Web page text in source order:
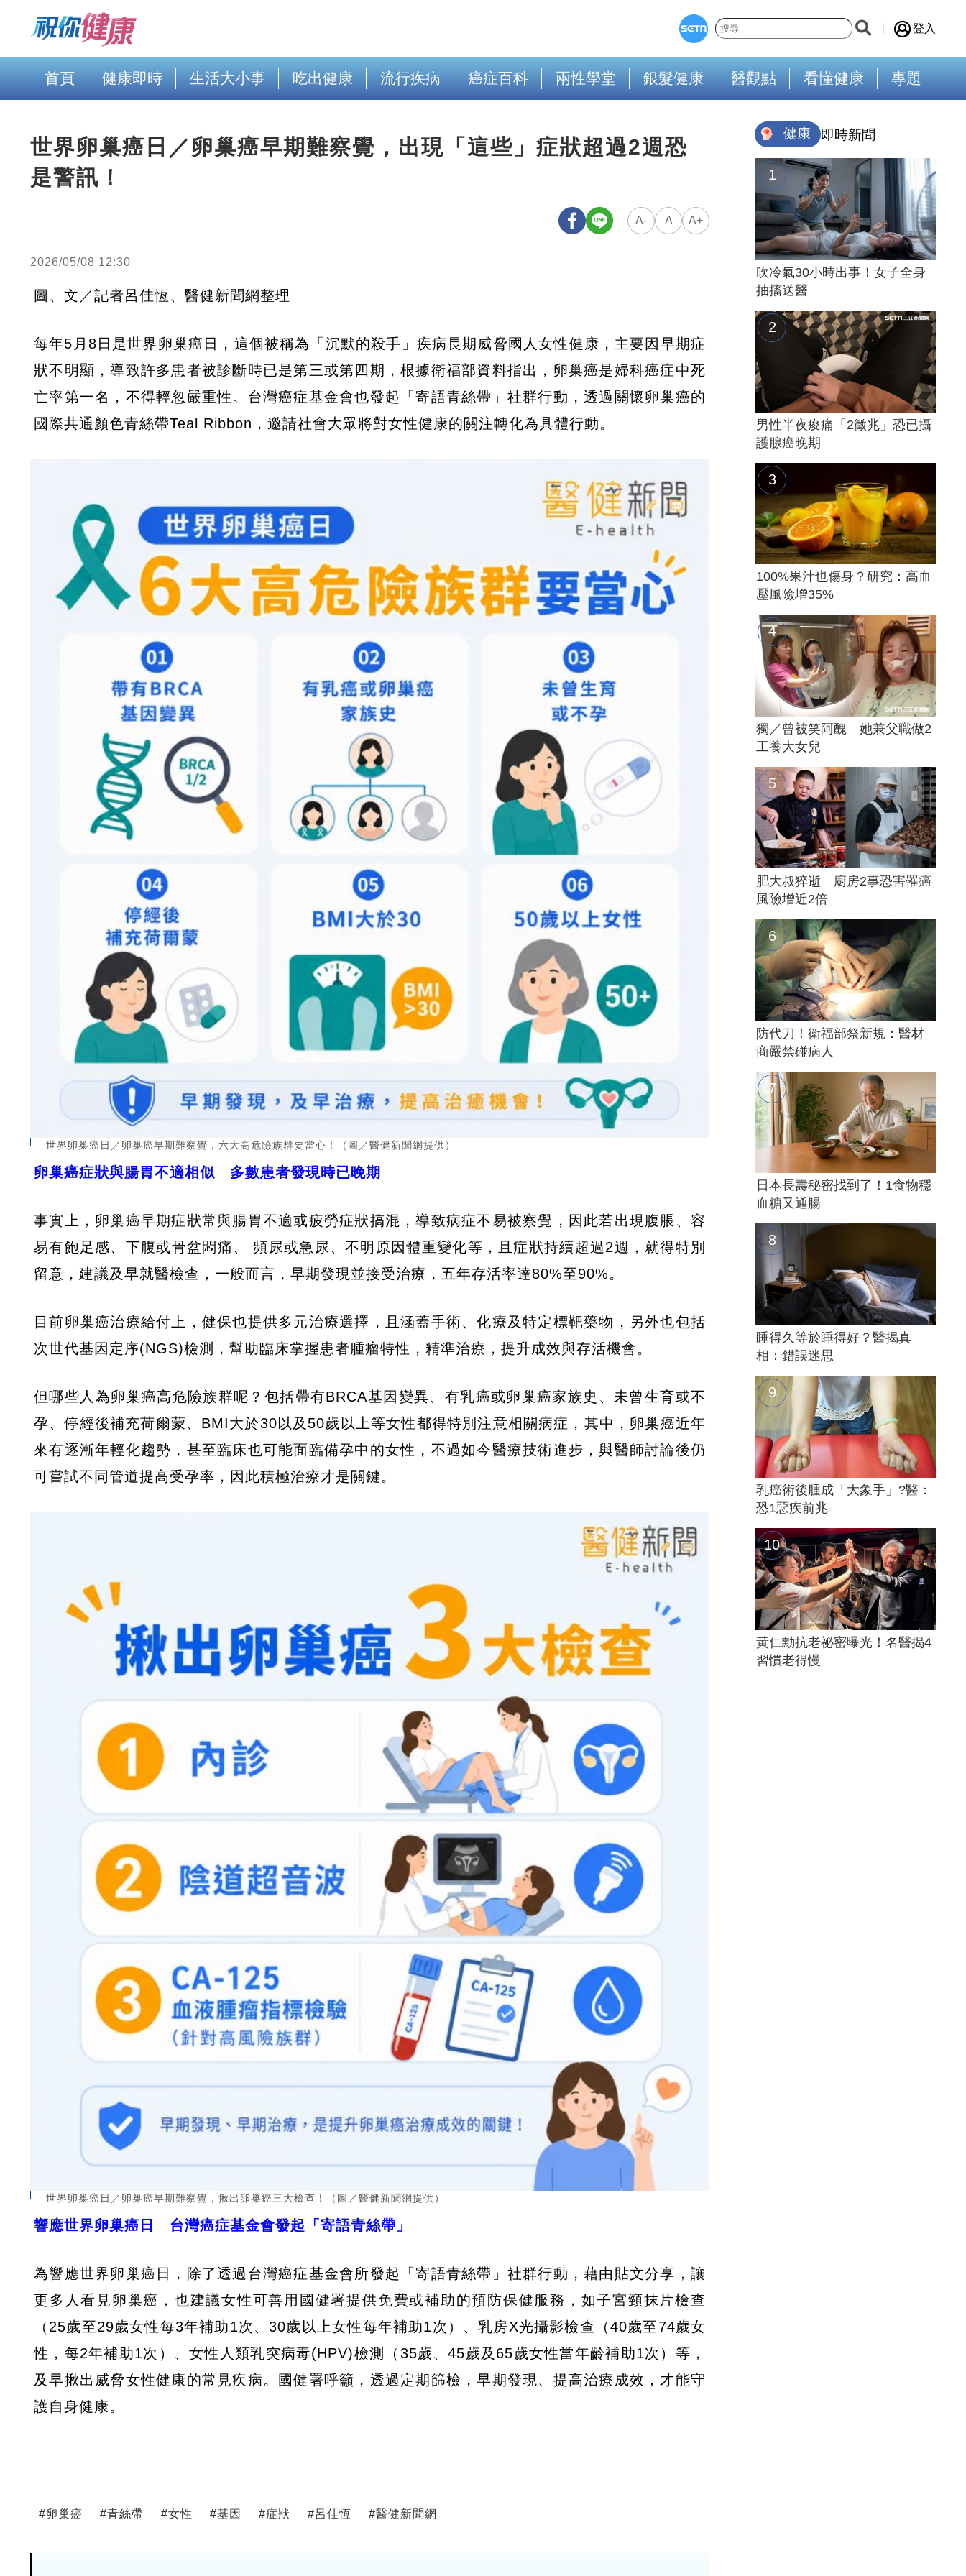
登入
首頁 健康即時 生活大小事 吃出健康 流行疾病 癌症百科 兩性學堂 銀髮健康 醫觀點 看懂健康 專題
世界卵巢癌日／卵巢癌早期難察覺，出現「這些」症狀超過2週恐
是警訊！
A- A A+
2026/05/08 12:30
圖、文／記者呂佳恆、醫健新聞網整理
每年5月8日是世界卵巢癌日，這個被稱為「沉默的殺手」疾病長期威脅國人女性健康，主要因早期症
狀不明顯，導致許多患者被診斷時已是第三或第四期，根據衛福部資料指出，卵巢癌是婦科癌症中死
亡率第一名，不得輕忽嚴重性。台灣癌症基金會也發起「寄語青絲帶」社群行動，透過關懷卵巢癌的
國際共通顏色青絲帶Teal Ribbon，邀請社會大眾將對女性健康的關注轉化為具體行動。
世界卵巢癌日／卵巢癌早期難察覺，六大高危險族群要當心！（圖／醫健新聞網提供）
卵巢癌症狀與腸胃不適相似 多數患者發現時已晚期
事實上，卵巢癌早期症狀常與腸胃不適或疲勞症狀搞混，導致病症不易被察覺，因此若出現腹脹、容
易有飽足感、下腹或骨盆悶痛、 頻尿或急尿、不明原因體重變化等，且症狀持續超過2週，就得特別
留意，建議及早就醫檢查，一般而言，早期發現並接受治療，五年存活率達80%至90%。
目前卵巢癌治療給付上，健保也提供多元治療選擇，且涵蓋手術、化療及特定標靶藥物，另外也包括
次世代基因定序(NGS)檢測，幫助臨床掌握患者腫瘤特性，精準治療，提升成效與存活機會。
但哪些人為卵巢癌高危險族群呢？包括帶有BRCA基因變異、有乳癌或卵巢癌家族史、未曾生育或不
孕、停經後補充荷爾蒙、BMI大於30以及50歲以上等女性都得特別注意相關病症，其中，卵巢癌近年
來有逐漸年輕化趨勢，甚至臨床也可能面臨備孕中的女性，不過如今醫療技術進步，與醫師討論後仍
可嘗試不同管道提高受孕率，因此積極治療才是關鍵。
世界卵巢癌日／卵巢癌早期難察覺，揪出卵巢癌三大檢查！（圖／醫健新聞網提供）
響應世界卵巢癌日 台灣癌症基金會發起「寄語青絲帶」
為響應世界卵巢癌日，除了透過台灣癌症基金會所發起「寄語青絲帶」社群行動，藉由貼文分享，讓
更多人看見卵巢癌，也建議女性可善用國健署提供免費或補助的預防保健服務，如子宮頸抹片檢查
（25歲至29歲女性每3年補助1次、30歲以上女性每年補助1次）、乳房X光攝影檢查（40歲至74歲女
性，每2年補助1次）、女性人類乳突病毒(HPV)檢測（35歲、45歲及65歲女性當年齡補助1次）等，
及早揪出威脅女性健康的常見疾病。國健署呼籲，透過定期篩檢，早期發現、提高治療成效，才能守
護自身健康。
#卵巢癌 #青絲帶 #女性 #基因 #症狀 #呂佳恆 #醫健新聞網
健康 即時新聞
吹冷氣30小時出事！女子全身
抽搐送醫
男性半夜痠痛「2徵兆」恐已攝
護腺癌晚期
100%果汁也傷身？研究：高血
壓風險增35%
獨／曾被笑阿醜 她兼父職做2
工養大女兒
肥大叔猝逝 廚房2事恐害罹癌
風險增近2倍
防代刀！衛福部祭新規：醫材
商嚴禁碰病人
日本長壽秘密找到了！1食物穩
血糖又通腸
睡得久等於睡得好？醫揭真
相：錯誤迷思
乳癌術後腫成「大象手」?醫：
恐1惡疾前兆
黃仁勳抗老祕密曝光！名醫揭4
習慣老得慢